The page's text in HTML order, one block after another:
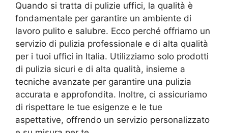
Quando si tratta di pulizie uffici, la qualità è
fondamentale per garantire un ambiente di
lavoro pulito e salubre. Ecco perché offriamo un
servizio di pulizia professionale e di alta qualità
per i tuoi uffici in Italia. Utilizziamo solo prodotti
di pulizia sicuri e di alta qualità, insieme a
tecniche avanzate per garantire una pulizia
accurata e approfondita. Inoltre, ci assicuriamo
di rispettare le tue esigenze e le tue
aspettative, offrendo un servizio personalizzato